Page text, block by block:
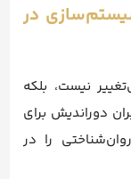
در
نیست، بلکه
دوراندیش برای
را در